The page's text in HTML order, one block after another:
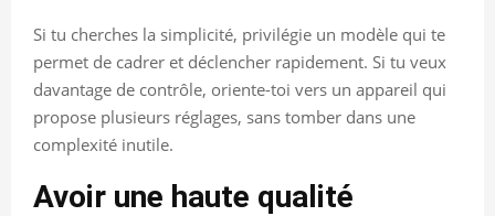
Si tu cherches la simplicité, privilégie un modèle qui te
permet de cadrer et déclencher rapidement. Si tu veux
davantage de contrôle, oriente-toi vers un appareil qui
propose plusieurs réglages, sans tomber dans une
complexité inutile.
Avoir une haute qualité